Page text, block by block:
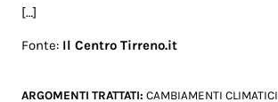
[…]
Fonte: Il Centro Tirreno.it
ARGOMENTI TRATTATI:CAMBIAMENTI CLIMATICI